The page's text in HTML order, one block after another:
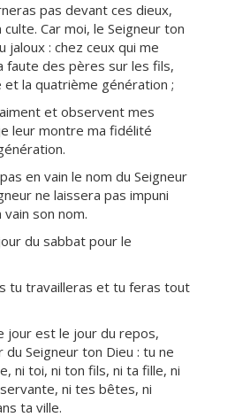
pas devant ces dieux,
Car moi, le Seigneur ton
jaloux : chez ceux qui me
faute des pères sur les fils,
et la quatrième génération ;
et observent mes
leur montre ma fidélité
en vain le nom du Seigneur
ne laissera pas impuni
son nom.
du sabbat pour le
tu travailleras et tu feras tout
jour est le jour du repos,
du Seigneur ton Dieu : tu ne
ni toi, ni ton fils, ni ta fille, ni
ni tes bêtes, ni
ta ville.